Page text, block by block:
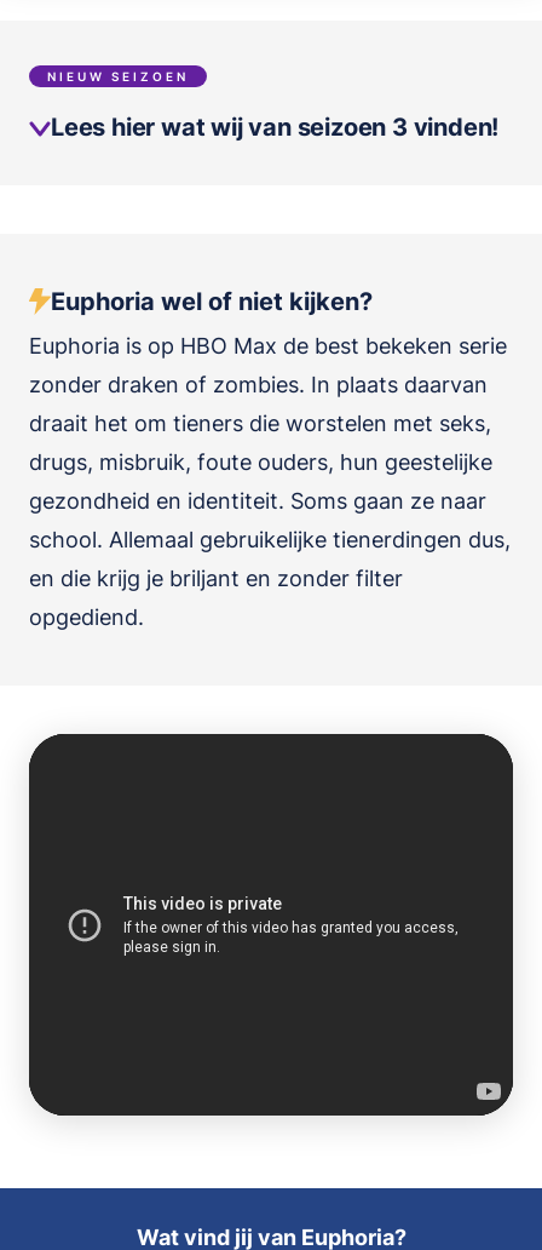
NIEUW SEIZOEN
Lees hier wat wij van seizoen 3 vinden!
Euphoria wel of niet kijken?
Euphoria is op HBO Max de best bekeken serie
zonder draken of zombies. In plaats daarvan
draait het om tieners die worstelen met seks,
drugs, misbruik, foute ouders, hun geestelijke
gezondheid en identiteit. Soms gaan ze naar
school. Allemaal gebruikelijke tienerdingen dus,
en die krijg je briljant en zonder filter
opgediend.
Wat vind jij van Euphoria?